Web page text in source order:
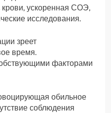
крови, ускоренная СОЭ,
исследования.
зреет
время.
факторами
обильное
соблюдения